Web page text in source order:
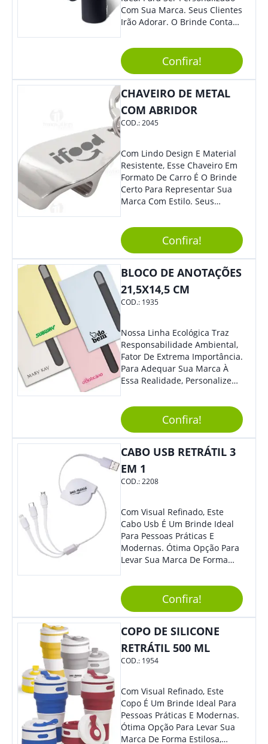
Com Sua Marca. Seus Clientes
Irão Adorar. O Brinde Conta
Estojo Emborrachado. Demais,
Não É?!
Confira!
CHAVEIRO DE METAL
COM ABRIDOR
COD.:2045
Com Lindo Design E Material
Resistente, Esse Chaveiro Em
Formato De Carro É O Brinde
Certo Para Representar Sua
Marca Com Estilo. Seus
Adorar.
Confira!
BLOCO DE ANOTAÇÕES
21,5X14,5 CM
COD.: 1935
Nossa Linha Ecológica Traz
Responsabilidade Ambiental,
Fator De Extrema Importância.
Para Adequar Sua Marca À
Essa Realidade, Personalize
Anotações Com Post-It E
Caneta. Elaborado A Partir De
Material Reciclado, O Brinde
Também É Prático, Tornando-
Se Assim Excelente Para Uso
Cotidiano. Perfeito, Não É?!
Confira!
CABO USB RETRÁTIL 3
EM 1
COD.:2208
Com Visual Refinado, Este
Cabo Usb É Um Brinde Ideal
Para Pessoas Práticas E
Modernas. Ótima Opção Para
Levar Sua Marca De Forma
Sua Empresa Em Eventos,
Reuniões Corporativas Ou Até
Mesmo Para Presentear
Colaboradores E Parceiros De
Sua Empresa.
Confira!
COPO DE SILICONE
RETRÁTIL 500 ML
COD.: 1954
Com Visual Refinado, Este
Copo É Um Brinde Ideal Para
Pessoas Práticas E Modernas.
Ótima Opção Para Levar Sua
Marca De Forma Estilosa,